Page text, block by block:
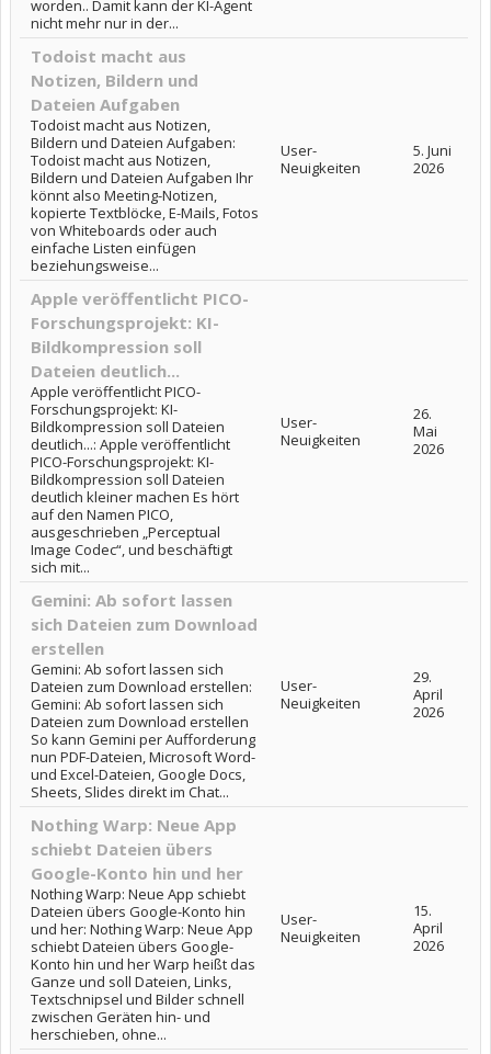
worden.. Damit kann der KI-Agent
nicht mehr nur in der...
Todoist macht aus
Notizen, Bildern und
Dateien Aufgaben
Todoist macht aus Notizen,
Bildern und Dateien Aufgaben:
Todoist macht aus Notizen,
Bildern und Dateien Aufgaben Ihr
könnt also Meeting-Notizen,
kopierte Textblöcke, E-Mails, Fotos
von Whiteboards oder auch
einfache Listen einfügen
beziehungsweise...
User-
Neuigkeiten
5. Juni
2026
Apple veröffentlicht PICO-
Forschungsprojekt: KI-
Bildkompression soll
Dateien deutlich...
Apple veröffentlicht PICO-
Forschungsprojekt: KI-
Bildkompression soll Dateien
deutlich...: Apple veröffentlicht
PICO-Forschungsprojekt: KI-
Bildkompression soll Dateien
deutlich kleiner machen Es hört
auf den Namen PICO,
ausgeschrieben „Perceptual
Image Codec“, und beschäftigt
sich mit...
User-
Neuigkeiten
26.
Mai
2026
Gemini: Ab sofort lassen
sich Dateien zum Download
erstellen
Gemini: Ab sofort lassen sich
Dateien zum Download erstellen:
Gemini: Ab sofort lassen sich
Dateien zum Download erstellen
So kann Gemini per Aufforderung
nun PDF-Dateien, Microsoft Word-
und Excel-Dateien, Google Docs,
Sheets, Slides direkt im Chat...
User-
Neuigkeiten
29.
April
2026
Nothing Warp: Neue App
schiebt Dateien übers
Google-Konto hin und her
Nothing Warp: Neue App schiebt
Dateien übers Google-Konto hin
und her: Nothing Warp: Neue App
schiebt Dateien übers Google-
Konto hin und her Warp heißt das
Ganze und soll Dateien, Links,
Textschnipsel und Bilder schnell
zwischen Geräten hin- und
herschieben, ohne...
User-
Neuigkeiten
15.
April
2026